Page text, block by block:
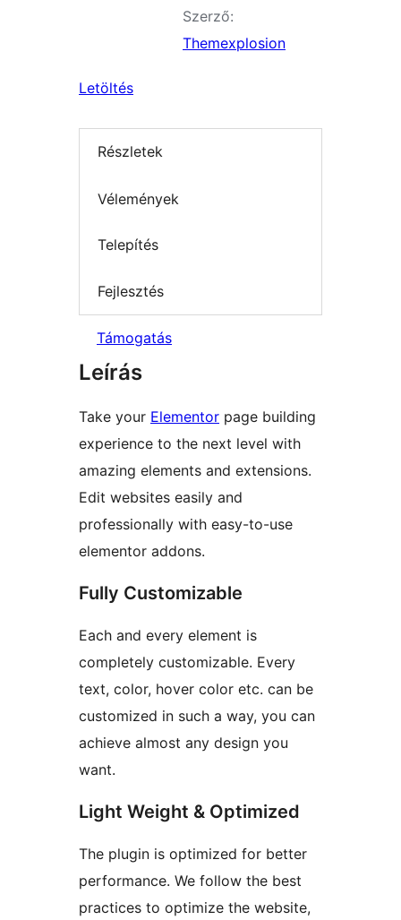
Szerző:
Themexplosion
Letöltés
Részletek
Vélemények
Telepítés
Fejlesztés
Támogatás
Leírás
Take your Elementor page building
experience to the next level with
amazing elements and extensions.
Edit websites easily and
professionally with easy-to-use
elementor addons.
Fully Customizable
Each and every element is
completely customizable. Every
text, color, hover color etc. can be
customized in such a way, you can
achieve almost any design you
want.
Light Weight & Optimized
The plugin is optimized for better
performance. We follow the best
practices to optimize the website,